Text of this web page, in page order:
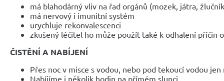
má blahodárný vliv na řad orgánů (mozek, játra,
má nervový i imunitní systém
urychluje rekonvalescenci
zkušený léčitel ho může použít také k odhalení příčin
ČISTĚNÍ A NABÍJENÍ
Přes noc v misce s vodou, nebo pod tekoucí vodou
Nabíjíme i několik hodin na přímém slunci.